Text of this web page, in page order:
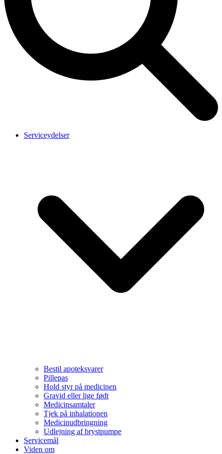
Serviceydelser
Bestil apoteksvarer
Pillepas
Hold styr på medicinen
Gravid eller lige født
Medicinsamtaler
Tjek på inhalationen
Medicinudbringning
Udlejning af brystpumpe
Servicemål
Viden om